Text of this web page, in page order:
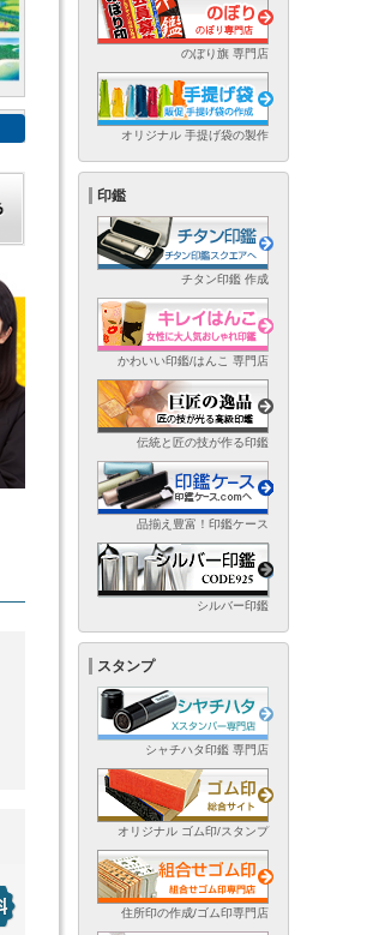
のぼり旗 専門店
オリジナル 手提げ袋の製作
印鑑
チタン印鑑 作成
かわいい印鑑/はんこ 専門店
伝統と匠の技が作る印鑑
品揃え豊富！印鑑ケース
シルバー印鑑
スタンプ
シャチハタ印鑑 専門店
オリジナル ゴム印/スタンプ
住所印の作成/ゴム印専門店